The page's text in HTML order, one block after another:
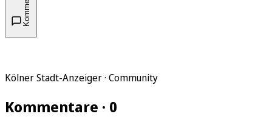
Kölner Stadt-Anzeiger · Community
Kommentare · 0